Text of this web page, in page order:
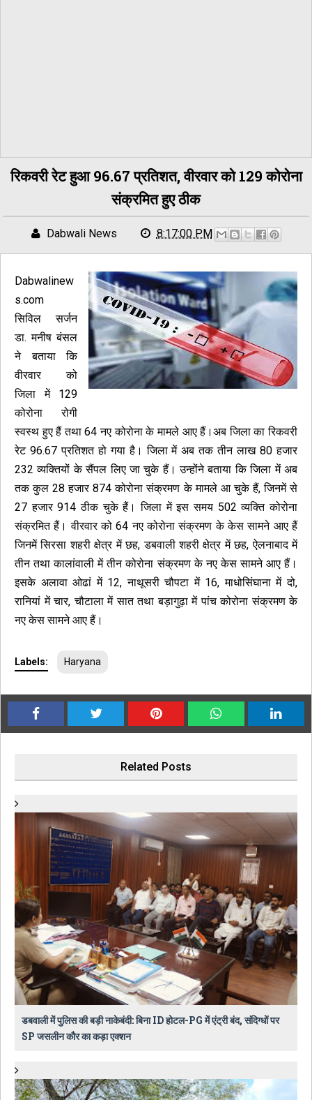
रिकवरी रेट हुआ 96.67 प्रतिशत, वीरवार को 129 कोरोना
संक्रमित हुए ठीक
Dabwali News 8:17:00 PM
Dabwalinew
s.com
सिविल सर्जन
डा. मनीष बंसल
ने बताया कि
वीरवार को
जिला में 129
कोरोना रोगी
स्वस्थ हुए हैं तथा 64 नए कोरोना के मामले आए हैं।अब जिला का रिकवरी
रेट 96.67 प्रतिशत हो गया है। जिला में अब तक तीन लाख 80 हजार
232 व्यक्तियों के सैंपल लिए जा चुके हैं। उन्होंने बताया कि जिला में अब
तक कुल 28 हजार 874 कोरोना संक्रमण के मामले आ चुके हैं, जिनमें से
27 हजार 914 ठीक चुके हैं। जिला में इस समय 502 व्यक्ति कोरोना
संक्रमित हैं। वीरवार को 64 नए कोरोना संक्रमण के केस सामने आए हैं
जिनमें सिरसा शहरी क्षेत्र में छह, डबवाली शहरी क्षेत्र में छह, ऐलनाबाद में
तीन तथा कालांवाली में तीन कोरोना संक्रमण के नए केस सामने आए हैं।
इसके अलावा ओढां में 12, नाथूसरी चौपटा में 16, माधोसिंघाना में दो,
रानियां में चार, चौटाला में सात तथा बड़ागुढ़ा में पांच कोरोना संक्रमण के
नए केस सामने आए हैं।
Labels: Haryana
Related Posts
डबवाली में पुलिस की बड़ी नाकेबंदी: बिना ID होटल-PG में एंट्री बंद, संदिग्धों पर
SP जसलीन कौर का कड़ा एक्शन